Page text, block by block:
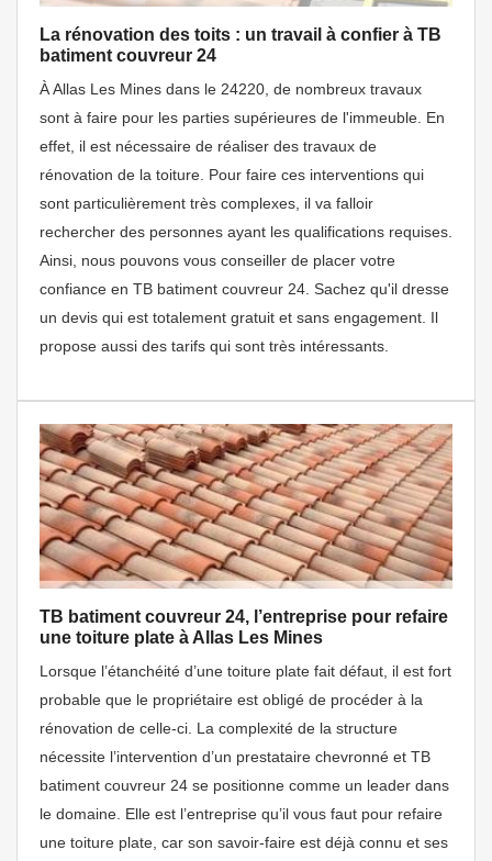
La rénovation des toits : un travail à confier à TB
batiment couvreur 24
À Allas Les Mines dans le 24220, de nombreux travaux
sont à faire pour les parties supérieures de l'immeuble. En
effet, il est nécessaire de réaliser des travaux de
rénovation de la toiture. Pour faire ces interventions qui
sont particulièrement très complexes, il va falloir
rechercher des personnes ayant les qualifications requises.
Ainsi, nous pouvons vous conseiller de placer votre
confiance en TB batiment couvreur 24. Sachez qu'il dresse
un devis qui est totalement gratuit et sans engagement. Il
propose aussi des tarifs qui sont très intéressants.
TB batiment couvreur 24, l’entreprise pour refaire
une toiture plate à Allas Les Mines
Lorsque l’étanchéité d’une toiture plate fait défaut, il est fort
probable que le propriétaire est obligé de procéder à la
rénovation de celle-ci. La complexité de la structure
nécessite l’intervention d’un prestataire chevronné et TB
batiment couvreur 24 se positionne comme un leader dans
le domaine. Elle est l’entreprise qu’il vous faut pour refaire
une toiture plate, car son savoir-faire est déjà connu et ses